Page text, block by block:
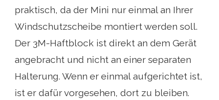
praktisch, da der Mini nur einmal an Ihrer
Windschutzscheibe montiert werden soll.
Der 3M-Haftblock ist direkt an dem Gerät
angebracht und nicht an einer separaten
Halterung. Wenn er einmal aufgerichtet ist,
ist er dafür vorgesehen, dort zu bleiben.